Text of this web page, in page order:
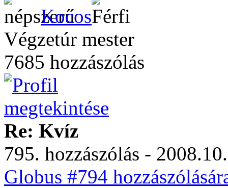
Kocos
Végzetúr mester
7685 hozzászólás
Re: Kvíz
795. hozzászólás -
Globus #794